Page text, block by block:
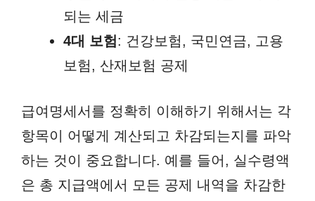
되는 세금
4대 보험: 건강보험, 국민연금, 고용
보험, 산재보험 공제
급여명세서를 정확히 이해하기 위해서는 각
항목이 어떻게 계산되고 차감되는지를 파악
하는 것이 중요합니다. 예를 들어, 실수령액
은 총 지급액에서 모든 공제 내역을 차감한